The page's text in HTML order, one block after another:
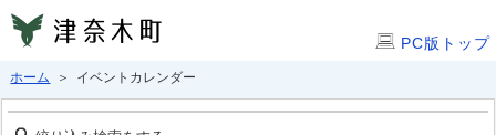
PC版トップ
ホーム ＞ イベントカレンダー